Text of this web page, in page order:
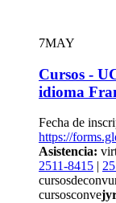
7MAY
Cursos -
idioma
Fecha de
https://
Asistencia:
2511-8415 |
cursosdeconv
cursosconve